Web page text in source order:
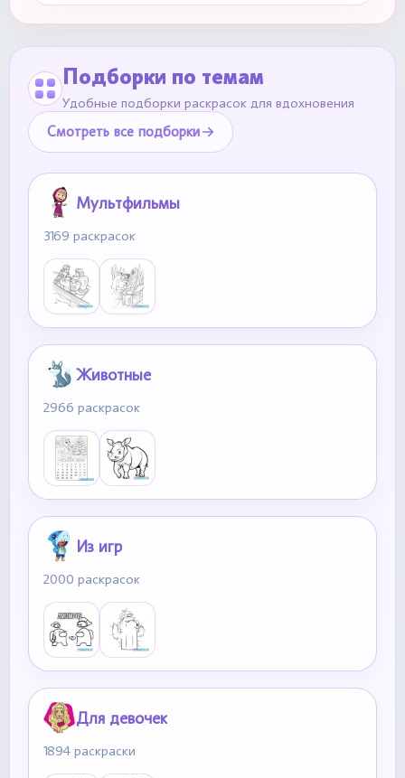
Подборки по темам
Удобные подборки раскрасок для вдохновения
Смотреть все подборки
Мультфильмы
3169 раскрасок
Животные
2966 раскрасок
Из игр
2000 раскрасок
Для девочек
1894 раскраски